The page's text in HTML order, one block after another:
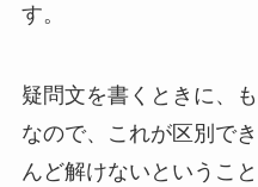
す。
疑問文を書くときに、
なので、これが区別で
んど解けないというこ